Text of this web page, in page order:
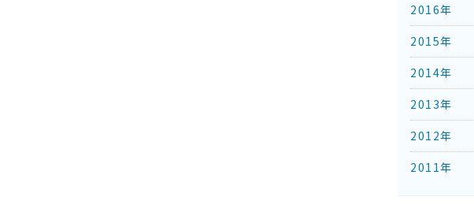
2016年
2015年
2014年
2013年
2012年
2011年